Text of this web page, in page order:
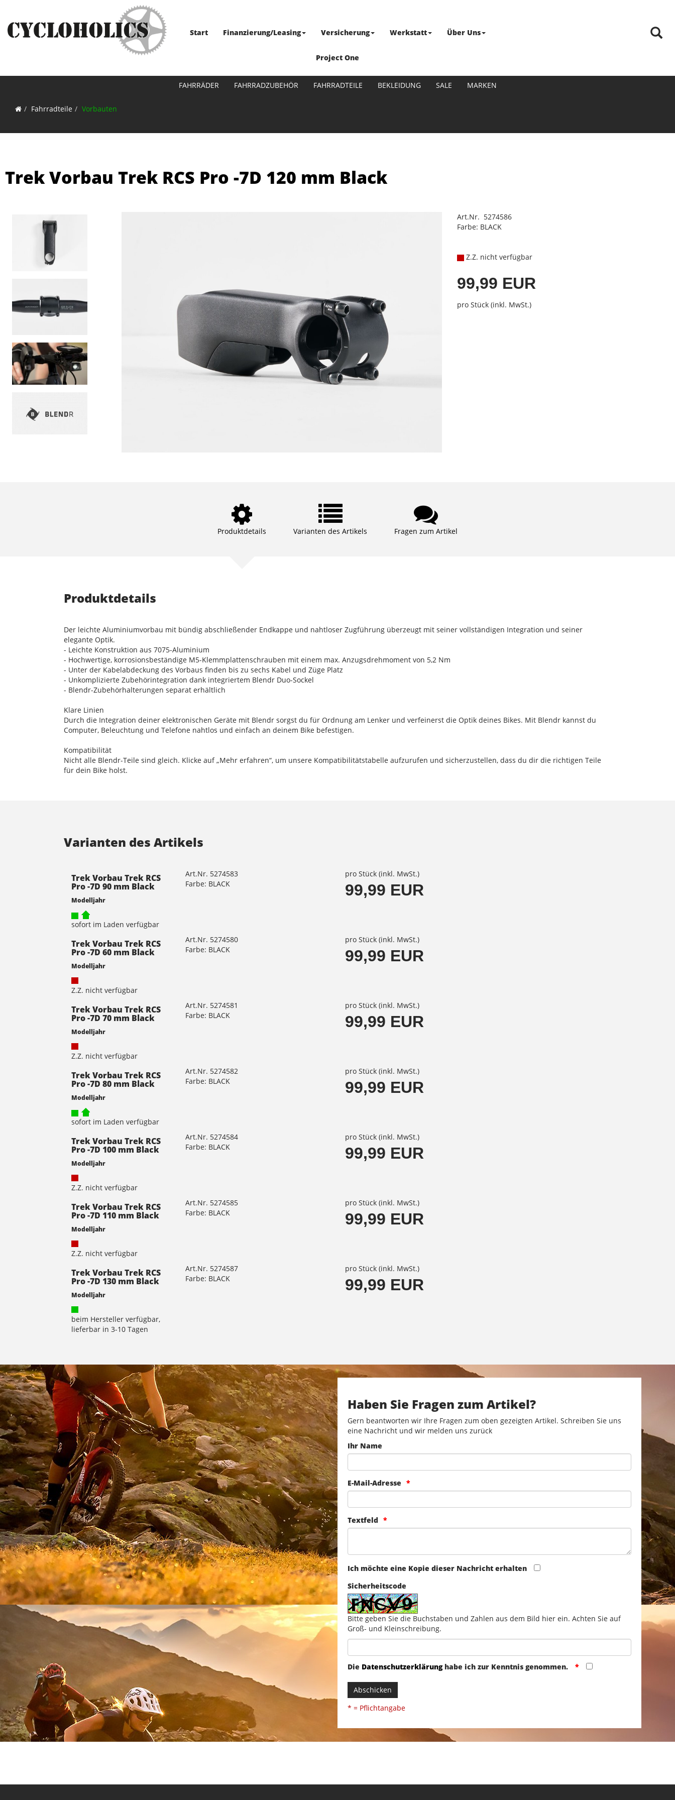
Start Finanzierung/Leasing Versicherung Werkstatt Über Uns
Project One
FAHRRÄDER FAHRRADZUBEHÖR FAHRRADTEILE BEKLEIDUNG SALE MARKEN
Fahrradteile Vorbauten
Trek Vorbau Trek RCS Pro -7D 120 mm Black
Art.Nr. 5274586
Farbe: BLACK
Z.Z. nicht verfügbar
99,99 EUR
pro Stück (inkl. MwSt.)
Produktdetails Varianten des Artikels Fragen zum Artikel
Produktdetails
Der leichte Aluminiumvorbau mit bündig abschließender Endkappe und nahtloser Zugführung überzeugt mit seiner vollständigen Integration und seiner
elegante Optik.
- Leichte Konstruktion aus 7075-Aluminium
- Hochwertige, korrosionsbeständige M5-Klemmplattenschrauben mit einem max. Anzugsdrehmoment von 5,2 Nm
- Unter der Kabelabdeckung des Vorbaus finden bis zu sechs Kabel und Züge Platz
- Unkomplizierte Zubehörintegration dank integriertem Blendr Duo-Sockel
- Blendr-Zubehörhalterungen separat erhältlich
Klare Linien
Durch die Integration deiner elektronischen Geräte mit Blendr sorgst du für Ordnung am Lenker und verfeinerst die Optik deines Bikes. Mit Blendr kannst du
Computer, Beleuchtung und Telefone nahtlos und einfach an deinem Bike befestigen.
Kompatibilität
Nicht alle Blendr-Teile sind gleich. Klicke auf „Mehr erfahren“, um unsere Kompatibilitätstabelle aufzurufen und sicherzustellen, dass du dir die richtigen Teile
für dein Bike holst.
Varianten des Artikels
Trek Vorbau Trek RCS
Pro -7D 90 mm Black
Modelljahr
sofort im Laden verfügbar
Art.Nr. 5274583
Farbe: BLACK
pro Stück (inkl. MwSt.)
99,99 EUR
Trek Vorbau Trek RCS
Pro -7D 60 mm Black
Modelljahr
Z.Z. nicht verfügbar
Art.Nr. 5274580
Farbe: BLACK
pro Stück (inkl. MwSt.)
99,99 EUR
Trek Vorbau Trek RCS
Pro -7D 70 mm Black
Modelljahr
Z.Z. nicht verfügbar
Art.Nr. 5274581
Farbe: BLACK
pro Stück (inkl. MwSt.)
99,99 EUR
Trek Vorbau Trek RCS
Pro -7D 80 mm Black
Modelljahr
sofort im Laden verfügbar
Art.Nr. 5274582
Farbe: BLACK
pro Stück (inkl. MwSt.)
99,99 EUR
Trek Vorbau Trek RCS
Pro -7D 100 mm Black
Modelljahr
Z.Z. nicht verfügbar
Art.Nr. 5274584
Farbe: BLACK
pro Stück (inkl. MwSt.)
99,99 EUR
Trek Vorbau Trek RCS
Pro -7D 110 mm Black
Modelljahr
Z.Z. nicht verfügbar
Art.Nr. 5274585
Farbe: BLACK
pro Stück (inkl. MwSt.)
99,99 EUR
Trek Vorbau Trek RCS
Pro -7D 130 mm Black
Modelljahr
beim Hersteller verfügbar,
lieferbar in 3-10 Tagen
Art.Nr. 5274587
Farbe: BLACK
pro Stück (inkl. MwSt.)
99,99 EUR
Haben Sie Fragen zum Artikel?
Gern beantworten wir Ihre Fragen zum oben gezeigten Artikel. Schreiben Sie uns
eine Nachricht und wir melden uns zurück
Ihr Name
E-Mail-Adresse
Textfeld
Ich möchte eine Kopie dieser Nachricht erhalten
Sicherheitscode
Bitte geben Sie die Buchstaben und Zahlen aus dem Bild hier ein. Achten Sie auf
Groß- und Kleinschreibung.
Die Datenschutzerklärunghabe ich zur Kenntnis genommen.
Abschicken
* = Pflichtangabe